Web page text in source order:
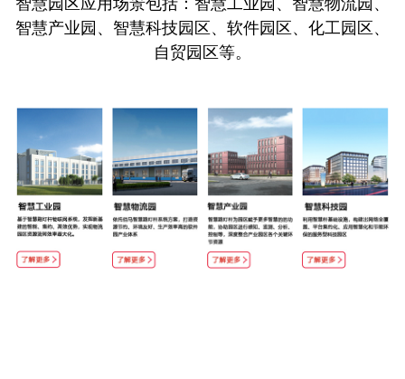
智慧产业园、智慧科技园区、软件园区、化工园区、
自贸园区等。